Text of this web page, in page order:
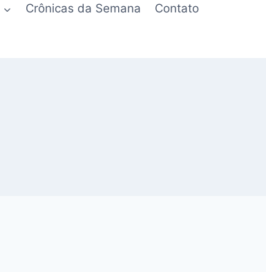
Crônicas da Semana Contato